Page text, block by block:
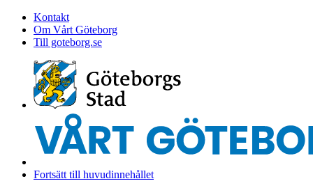
Kontakt
Om Vårt Göteborg
Till goteborg.se
Fortsätt till huvudinnehållet